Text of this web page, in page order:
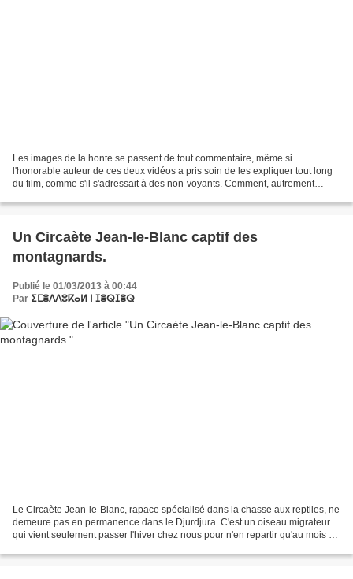
Les images de la honte se passent de tout commentaire, même si
l'honorable auteur de ces deux vidéos a pris soin de les expliquer tout long
du film, comme s'il s'adressait à des non-voyants. Comment, autrement
Un Circaète Jean-le-Blanc captif des
montagnards.
Publié le 01/03/2013 à 00:44
Par ⵉⵎⴻⴷⴷⵓⴽⴰⵍ ⵏ ⵊⴻⵕⵊⴻⵕ
Le Circaète Jean-le-Blanc, rapace spécialisé dans la chasse aux reptiles, ne
demeure pas en permanence dans le Djurdjura. C'est un oiseau migrateur
qui vient seulement passer l'hiver chez nous pour n'en repartir qu'au mois de